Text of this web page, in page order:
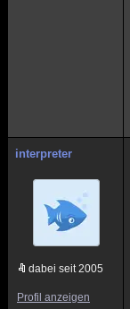
interpreter
dabei seit 2005
Profil anzeigen